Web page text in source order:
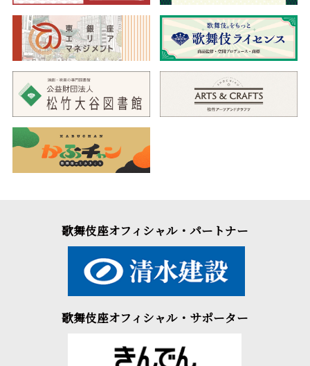
歌舞伎座オフィシャル・パートナー
歌舞伎座オフィシャル・サポーター